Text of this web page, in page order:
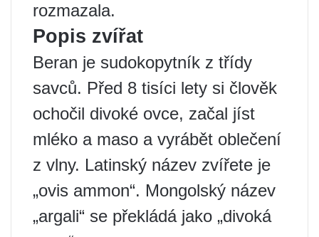
rozmazala.
Popis zvířat
Beran je sudokopytník z třídy
savců. Před 8 tisíci lety si člověk
ochočil divoké ovce, začal jíst
mléko a maso a vyrábět oblečení
z vlny. Latinský název zvířete je
„ovis ammon“. Mongolský název
„argali“ se překládá jako „divoká